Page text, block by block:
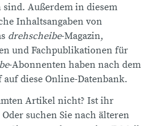
Außerdem in diesem
Inhaltsangaben von
drehscheibe-Magazin,
und Fachpublikationen für
-Abonnenten haben nach dem
diese Online-Datenbank.
Artikel nicht? Ist ihr
suchen Sie nach älteren